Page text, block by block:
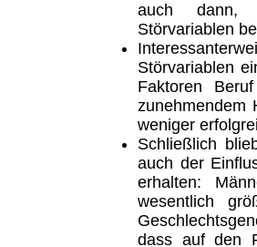
auch dann,
Störvariablen
Störvariablen
Faktoren
zunehmendem
weniger
Schließlich
auch der
erhalten:
wesentlich
dass auf den